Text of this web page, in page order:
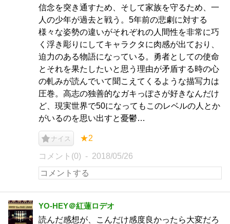
信念を突き通すため、そして家族を守るため、一
人の少年が過去と戦う。5年前の悲劇に対する
様々な姿勢の違いがそれぞれの人間性を非常に巧
く浮き彫りにしてキャラクタに肉感が出ており、
迫力のある物語になっている。勇者としての使命
とそれを果たしたいと思う理由が矛盾する時の心
の軋みが読んでいて聞こえてくるような描写力は
圧巻。高志の独善的なガキっぽさが好きなんだけ
ど、現実世界で50になってもこのレベルの人とか
がいるのを思い出すと憂鬱…
ナイス ★2
コメント(0) 2018/05/26
YO-HEY＠紅蓮ロデオ
読んだ感想が、こんだけ感度良かったら大変だろ